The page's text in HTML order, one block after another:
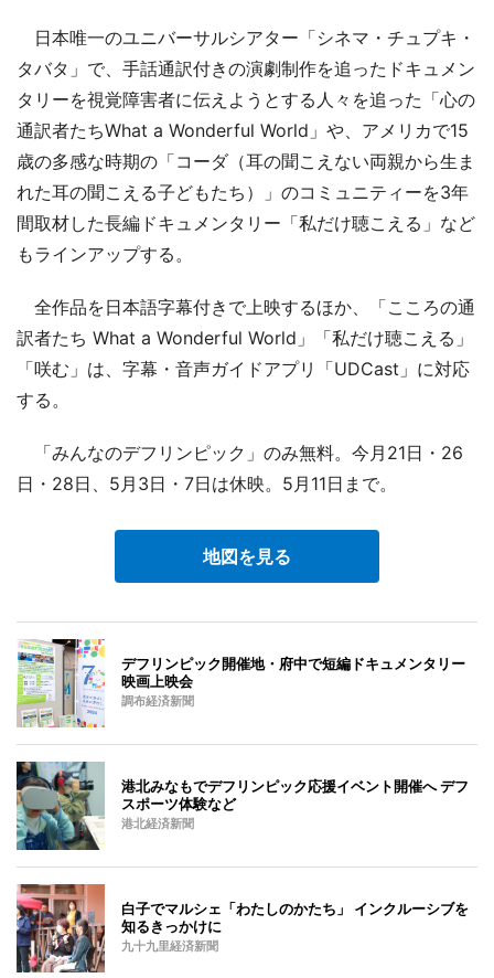
日本唯一のユニバーサルシアター「シネマ・チュプキ・
タバタ」で、手話通訳付きの演劇制作を追ったドキュメン
タリーを視覚障害者に伝えようとする人々を追った「心の
通訳者たちWhat a Wonderful World」や、アメリカで15
歳の多感な時期の「コーダ（耳の聞こえない両親から生ま
れた耳の聞こえる子どもたち）」のコミュニティーを3年
間取材した長編ドキュメンタリー「私だけ聴こえる」など
もラインアップする。
全作品を日本語字幕付きで上映するほか、「こころの通
訳者たち What a Wonderful World」「私だけ聴こえる」
「咲む」は、字幕・音声ガイドアプリ「UDCast」に対応
する。
「みんなのデフリンピック」のみ無料。今月21日・26
日・28日、5月3日・7日は休映。5月11日まで。
地図を見る
デフリンピック開催地・府中で短編ドキュメンタリー
映画上映会
調布経済新聞
港北みなもでデフリンピック応援イベント開催へ デフ
スポーツ体験など
港北経済新聞
白子でマルシェ「わたしのかたち」 インクルーシブを
知るきっかけに
九十九里経済新聞